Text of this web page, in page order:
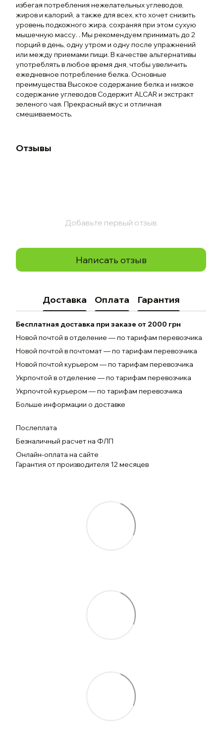
избегая потребления нежелательных углеводов,
жиров и калорий, а также для всех, кто хочет снизить
уровень подкожного жира, сохраняя при этом сухую
мышечную массу. . Мы рекомендуем принимать до 2
порций в день, одну утром и одну после упражнений
или между приемами пищи. В качестве альтернативы
употреблять в любое время дня, чтобы увеличить
ежедневное потребление белка. Основные
преимущества Высокое содержание белка и низкое
содержание углеводов Содержит ALCAR и экстракт
зеленого чая. Прекрасный вкус и отличная
смешиваемость.
Отзывы
Добавьте первый отзыв
Написать отзыв
Доставка Оплата Гарантия
Бесплатная доставка при заказе от 2000 грн
Новой почтой в отделение — по тарифам перевозчика
Новой почтой в почтомат — по тарифам перевозчика
Новой почтой курьером — по тарифам перевозчика
Укрпочтой в отделение — по тарифам перевозчика
Укрпочтой курьером — по тарифам перевозчика
Больше информации о доставке
Послеплата
Безналичный расчет на ФЛП
Онлайн-оплата на сайте
Гарантия от производителя 12 месяцев